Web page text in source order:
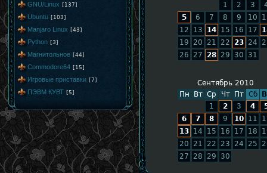
GNU/Linux [137]
Ubuntu [103]
Manjaro Linux [43]
Python [3]
Магнитольное [44]
Commodore64 [15]
Игровые приставки [7]
ПЭВМ КУВТ [5]
1
2 3
5
6 7 8 9 10
12
13 14 15 16 17
19
20 21 22 23 24
26
27 28 29 30 31
Сентябрь 2010
Пн
Вт Ср Чт Пт Сб
1
2 3 4
6
7 8 9 10 11
13 14 15 16 17 18
20
21 22 23 24 25
27
28 29 30